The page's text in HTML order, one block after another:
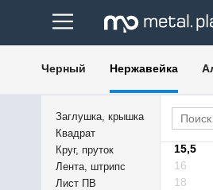
Черный Нержавейка
Заглушка, крышка
Квадрат
Круг, пруток
Лента, штрипс
Лист ПВ
6,5
7
8
9
12
13
15
15,5
16
18